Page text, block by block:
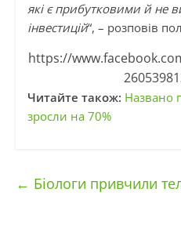
які є прибутковими й не
інвестицій“, – розповів
https://
Читайте також: Названо
зросли на 70%
← Біологи привчили